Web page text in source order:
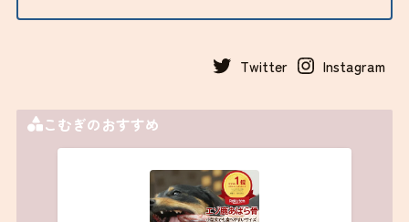
Twitter Instagram
こむぎのおすすめ